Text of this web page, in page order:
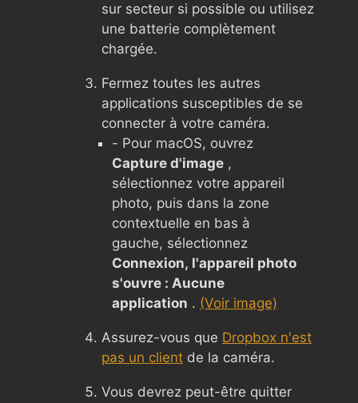
sur secteur si possible ou utilisez
une batterie complètement
chargée.
Fermez toutes les autres
applications susceptibles de se
connecter à votre caméra.
- Pour macOS, ouvrez
Capture d'image ,
sélectionnez votre appareil
photo, puis dans la zone
contextuelle en bas à
gauche, sélectionnez
Connexion, l'appareil photo
s'ouvre : Aucune
application . (Voir image)
Assurez-vous que Dropbox n'est
pas un client de la caméra.
Vous devrez peut-être quitter